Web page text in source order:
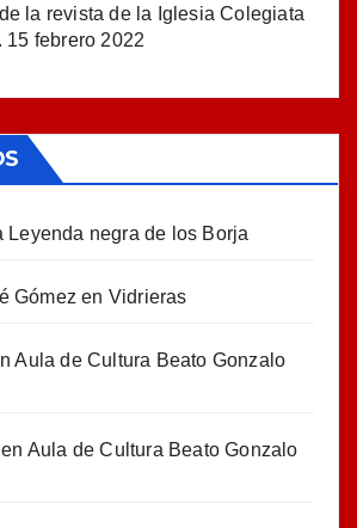
la revista de la Iglesia Colegiata
15 febrero 2022
Leyenda negra de los Borja
Gómez en Vidrieras
Aula de Cultura Beato Gonzalo
en Aula de Cultura Beato Gonzalo